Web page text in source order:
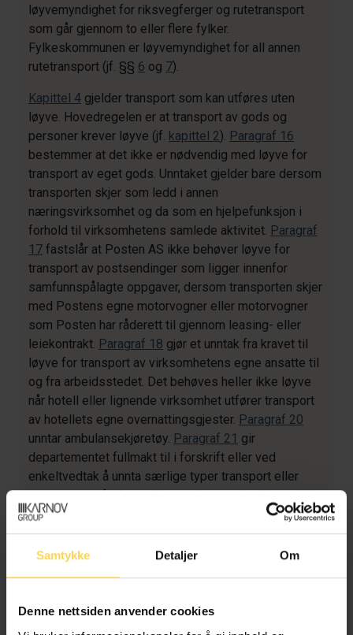
Samtykke Detaljer Om
Denne nettsiden anvender cookies
løyvemyndighet for riksvegferger og rutetransport
som går gjennom to eller flere fylker.
Fylkeskommunen er løyvemyndighet for all annen
rutetransport (jf. §§ 6 og 7).
Kapittel 4 gjelder transport som kan utføres uten
løyve. Hovedregelen er at transport av gods og
personer krever løyve (jf. kapittel 2). Paragraf 16
bestemmer at det ikke er nødvendig med løyve for
transport av eget gods. Unntaket gjelder bare dersom
transporten skjer som ledd i annen
næringsvirksomhet og da som en hjelpefunksjon i
forhold til virksomhetens samlede aktivitet. Paragraf
17 fastslår at Posten AS ikke behøver løyve for
transport av postsendinger som ligger innenfor
samfunnspålagte oppgaver, dersom transporten skjer
med Postens egne motorvogner eller motorvogner
som Posten har råderett til gjennom leasing- eller
leiekontrakt. Paragraf 18 gjør et unntak fra kravet til
løyve for transport av virksomhetens egne ansatte til
og fra arbeidsstedet. Det behøves heller ikke løyve
når hotell eller lignende virksomhet utfører transport
av hotellets egne overnattingsgjester. Paragraf 20
unntar ambulansekjøretøy. Paragraf 21 gir
departementet fullmakt til i forskrift eller ved
enkeltvedtak å unnta særlige typer transport eller
motorvogner fra krav til løyve dersom det ikke strider
mot internasjonal avtale som Norge er part til.
rutetransport som gis i forbindelse med betaling til et
ruteselskap for en pålagt transporttjeneste. Slik